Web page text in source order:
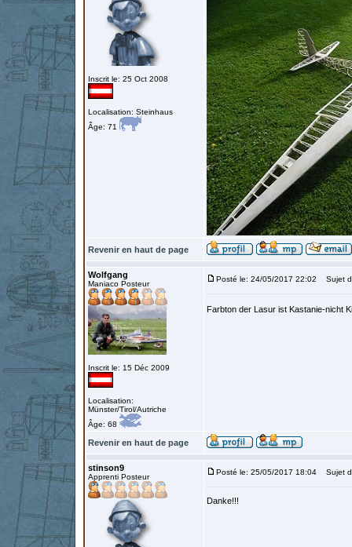
Inscrit le: 25 Oct 2008
Localisation: Steinhaus
Âge: 71
Revenir en haut de page
Wolfgang
Maniaco Posteur
Inscrit le: 15 Déc 2009
Localisation:
Münster/Tirol/Autriche
Âge: 68
Posté le: 24/05/2017 22:02 Sujet
Farbton der Lasur ist Kastanie-nicht
Revenir en haut de page
stinson9
Apprenti Posteur
Posté le: 25/05/2017 18:04 Sujet
Danke!!!